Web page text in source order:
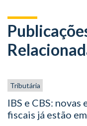
Tributária
IBS e CBS:
fiscais já estão